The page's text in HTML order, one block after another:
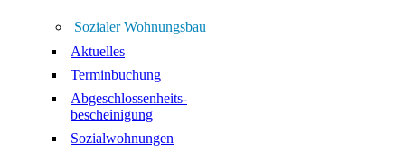
Sozialer Wohnungsbau
Aktuelles
Terminbuchung
Abgeschlossenheits-
bescheinigung
Sozialwohnungen